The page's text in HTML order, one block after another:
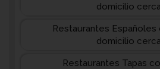
domicilio
Restaurantes Españoles
domicilio
Restaurantes Tapas